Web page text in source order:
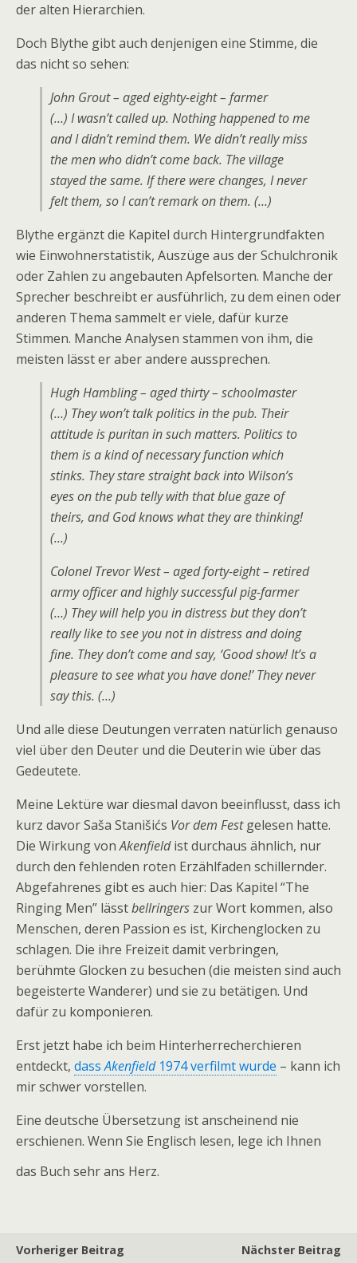
der alten Hierarchien.
Doch Blythe gibt auch denjenigen eine Stimme, die
das nicht so sehen:
John Grout – aged eighty-eight – farmer
(…) I wasn’t called up. Nothing happened to me
and I didn’t remind them. We didn’t really miss
the men who didn’t come back. The village
stayed the same. If there were changes, I never
felt them, so I can’t remark on them. (…)
Blythe ergänzt die Kapitel durch Hintergrundfakten
wie Einwohnerstatistik, Auszüge aus der Schulchronik
oder Zahlen zu angebauten Apfelsorten. Manche der
Sprecher beschreibt er ausführlich, zu dem einen oder
anderen Thema sammelt er viele, dafür kurze
Stimmen. Manche Analysen stammen von ihm, die
meisten lässt er aber andere aussprechen.
Hugh Hambling – aged thirty – schoolmaster
(…) They won’t talk politics in the pub. Their
attitude is puritan in such matters. Politics to
them is a kind of necessary function which
stinks. They stare straight back into Wilson’s
eyes on the pub telly with that blue gaze of
theirs, and God knows what they are thinking!
(…)
Colonel Trevor West – aged forty-eight – retired
army officer and highly successful pig-farmer
(…) They will help you in distress but they don’t
really like to see you not in distress and doing
fine. They don’t come and say, ‘Good show! It’s a
pleasure to see what you have done!’ They never
say this. (…)
Und alle diese Deutungen verraten natürlich genauso
viel über den Deuter und die Deuterin wie über das
Gedeutete.
Meine Lektüre war diesmal davon beeinflusst, dass ich
kurz davor Saša Stanišićs Vor dem Festgelesen hatte.
Die Wirkung vonAkenfieldist durchaus ähnlich, nur
durch den fehlenden roten Erzählfaden schillernder.
Abgefahrenes gibt es auch hier: Das Kapitel “The
Ringing Men” lässtbellringers zur Wort kommen, also
Menschen, deren Passion es ist, Kirchenglocken zu
schlagen. Die ihre Freizeit damit verbringen,
berühmte Glocken zu besuchen (die meisten sind auch
begeisterte Wanderer) und sie zu betätigen. Und
dafür zu komponieren.
Erst jetzt habe ich beim Hinterherrecherchieren
entdeckt, dassAkenfield1974 verfilmt wurde – kann ich
mir schwer vorstellen.
Eine deutsche Übersetzung ist anscheinend nie
erschienen. Wenn Sie Englisch lesen, lege ich Ihnen
das Buch sehr ans Herz.
Vorheriger Beitrag Nächster Beitrag